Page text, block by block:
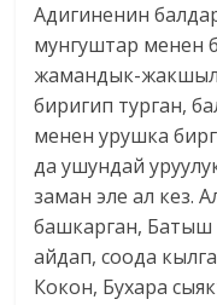
Адигиненин
мунгуштар менен
жамандык-
биригип турган,
менен урушка
да ушундай
заман эле ал кез.
башкарган,
айдап, соода
Кокон, Бухара